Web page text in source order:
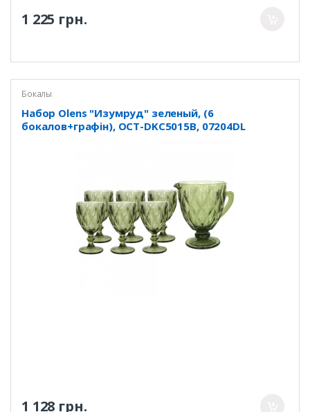
1 225 грн.
Бокалы
Набор Olens "Изумруд" зеленый, (6
бокалов+графін), OCT-DKC5015B, 07204DL
1 128 грн.